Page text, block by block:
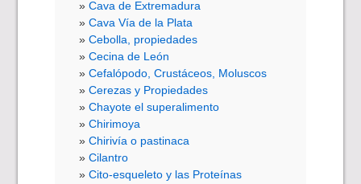
Cava de Extremadura
Cava Vía de la Plata
Cebolla, propiedades
Cecina de León
Cefalópodo, Crustáceos, Moluscos
Cerezas y Propiedades
Chayote el superalimento
Chirimoya
Chirivía o pastinaca
Cilantro
Cito-esqueleto y las Proteínas